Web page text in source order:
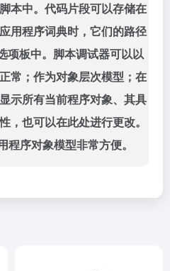
本中。代码片段可以存储在
用程序词典时，它们的路径
项板中。脚本调试器可以以
常；作为对象层次模型；在
示所有当前程序对象、其具
，也可以在此处进行更改。
程序对象模型非常方便。